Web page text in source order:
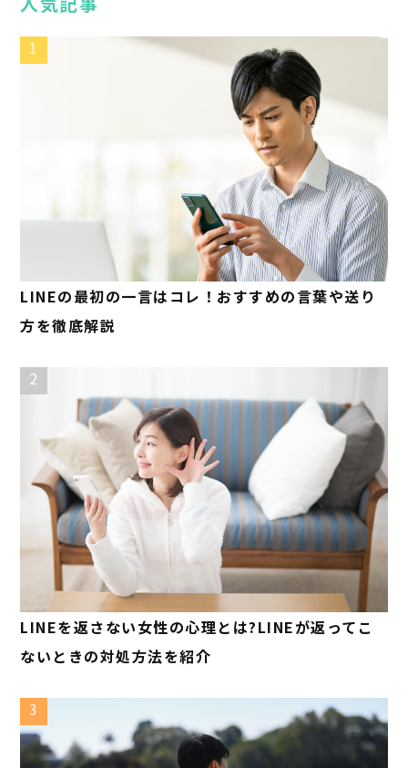
LINEの最初の一言はコレ！おすすめの言葉や送り
方を徹底解説
1
LINEを返さない女性の心理とは?LINEが返ってこ
ないときの対処方法を紹介
2
3